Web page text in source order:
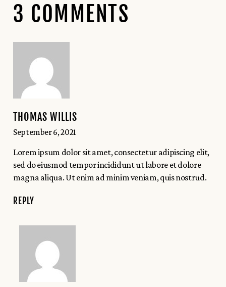
3 COMMENTS
THOMAS WILLIS
September 6, 2021
Lorem ipsum dolor sit amet, consectetur adipiscing elit,
sed do eiusmod tempor incididunt ut labore et dolore
magna aliqua. Ut enim ad minim veniam, quis nostrud.
REPLY